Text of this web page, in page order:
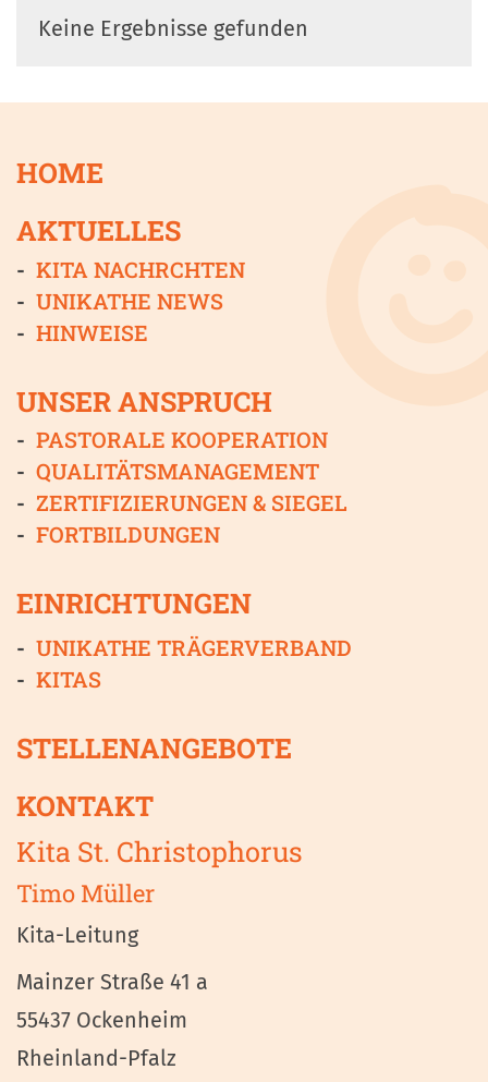
Keine Ergebnisse gefunden
HOME
AKTUELLES
KITA NACHRCHTEN
UNIKATHE NEWS
HINWEISE
UNSER ANSPRUCH
PASTORALE KOOPERATION
QUALITÄTSMANAGEMENT
ZERTIFIZIERUNGEN & SIEGEL
FORTBILDUNGEN
EINRICHTUNGEN
UNIKATHE TRÄGERVERBAND
KITAS
STELLENANGEBOTE
KONTAKT
Kita St. Christophorus
Timo Müller
Kita-Leitung
Mainzer Straße 41 a
55437 Ockenheim
Rheinland-Pfalz